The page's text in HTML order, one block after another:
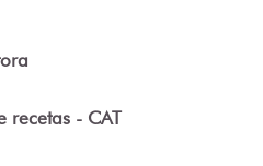
recetas - CAT